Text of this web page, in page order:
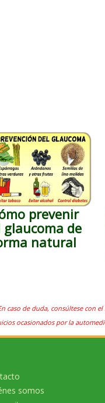
prevenir
glaucoma de
natural
caso de duda, consúltese con
ocasionados por la
somos